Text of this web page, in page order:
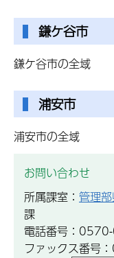
鎌ケ谷市
鎌ケ谷市の全域
浦安市
浦安市の全域
お問い合わせ
所属課室： 管理
課
電話番号：
ファックス番号